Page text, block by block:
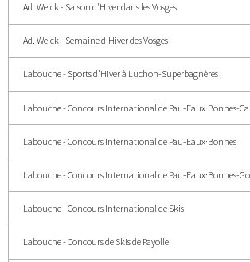
Ad. Weick - Saison d'Hiver dans les Vosges
Ad. Weick - Semaine d'Hiver des Vosges
Labouche - Sports d'Hiver à Luchon-Superbagnères
Labouche - Concours International de Pau-Eaux·Bonnes-
Labouche - Concours International de Pau-Eaux·Bonnes
Labouche - Concours International de Pau-Eaux·Bonnes-
Labouche - Concours International de Skis
Labouche - Concours de Skis de Payolle